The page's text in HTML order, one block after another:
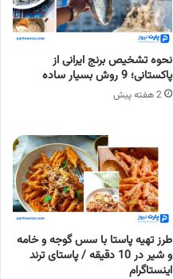
نحوه تشخیص برنج ایرانی از
پاکستانی؛ 9 روش بسیار ساده
2 هفته پیش
طرز تهیه پاستا با سس گوجه و خامه
و شیر در 10 دقیقه / پاستای ترند
اینستاگرام